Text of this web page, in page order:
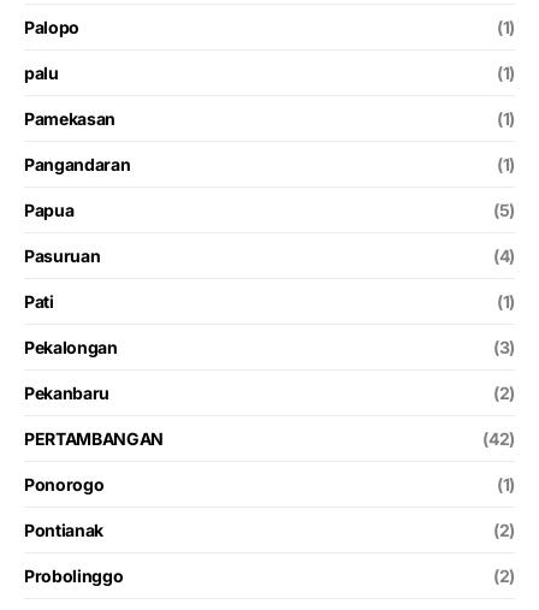
Palopo (1)
palu (1)
Pamekasan (1)
Pangandaran (1)
Papua (5)
Pasuruan (4)
Pati (1)
Pekalongan (3)
Pekanbaru (2)
PERTAMBANGAN (42)
Ponorogo (1)
Pontianak (2)
Probolinggo (2)